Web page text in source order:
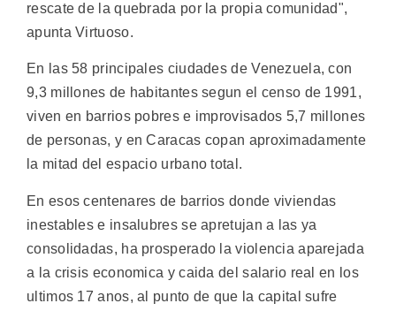
rescate de la quebrada por la propia comunidad",
apunta Virtuoso.
En las 58 principales ciudades de Venezuela, con
9,3 millones de habitantes segun el censo de 1991,
viven en barrios pobres e improvisados 5,7 millones
de personas, y en Caracas copan aproximadamente
la mitad del espacio urbano total.
En esos centenares de barrios donde viviendas
inestables e insalubres se apretujan a las ya
consolidadas, ha prosperado la violencia aparejada
a la crisis economica y caida del salario real en los
ultimos 17 anos, al punto de que la capital sufre